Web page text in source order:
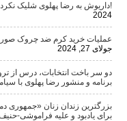
!داریوش به رضا پهلوی شلیک
2024
عملیات خرید کرم ضد چروک
جولای 27, 2024
دو سر باخت انتخابات، درس از
برنامه و منشور رضا پهلوی با
بزرگترین زندان زنان «جمهوری
برای یادبود و علیه فراموشی-